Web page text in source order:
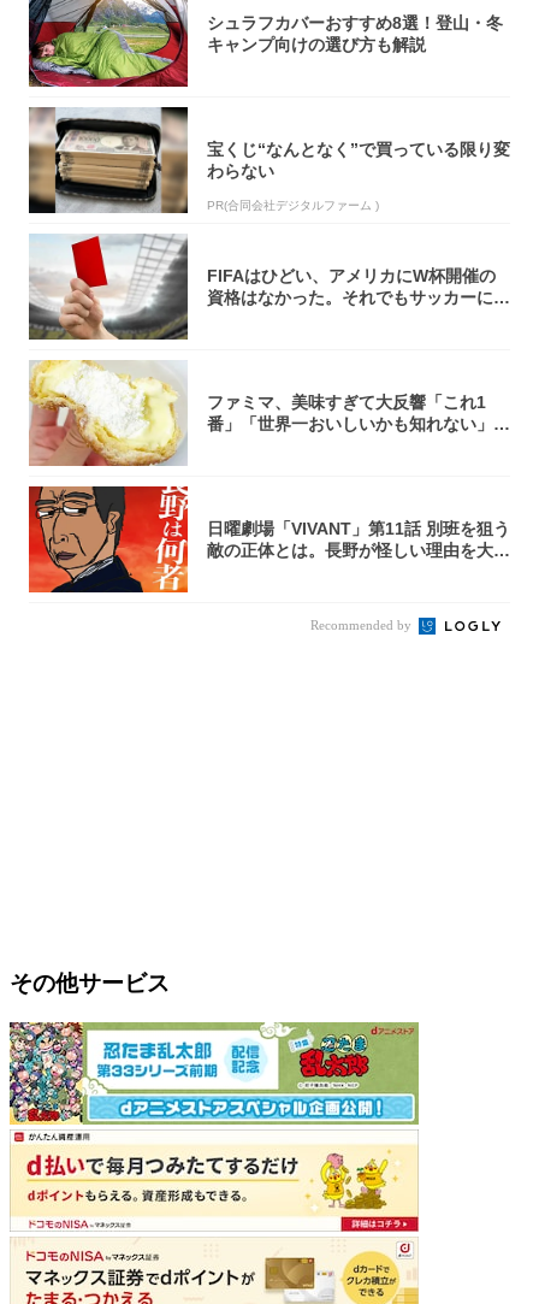
シュラフカバーおすすめ8選！登山・冬
キャンプ向けの選び方も解説
宝くじ“なんとなく”で買っている限り変
わらない
PR(合同会社デジタルファーム )
FIFAはひどい、アメリカにW杯開催の
資格はなかった。それでもサッカーには
ファミマ、美味すぎて大反響「これ1
番」「世界一おいしいかも知れない」
日曜劇場「VIVANT」第11話 別班を狙う
敵の正体とは。長野が怪しい理由を大
Recommended by
その他サービス